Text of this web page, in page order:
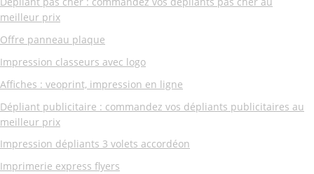
meilleur prix
Offre panneau plaque
Impression classeurs avec logo
Affiches : veoprint, impression en ligne
Dépliant publicitaire : commandez vos dépliants publicitaires au
meilleur prix
Impression dépliants 3 volets accordéon
Imprimerie express flyers